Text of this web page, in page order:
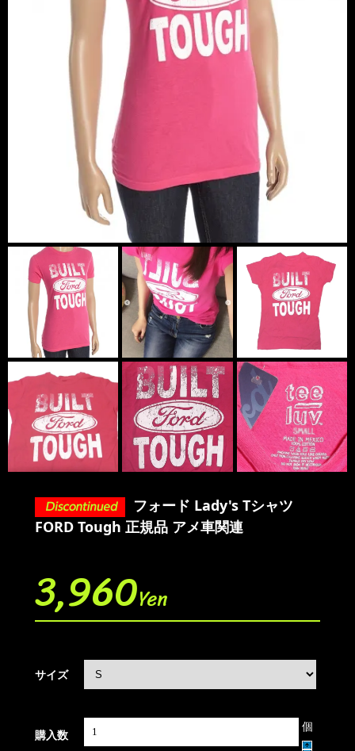
フォード Lady's Tシャツ
FORD Tough 正規品 アメ車関連
3,960Yen
サイズ
購入数
個